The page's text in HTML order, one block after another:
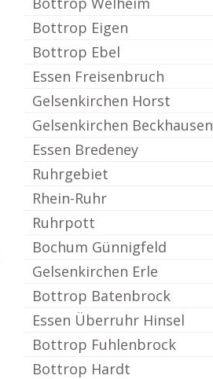
Bottrop Eigen
Bottrop Ebel
Essen Freisenbruch
Gelsenkirchen Horst
Gelsenkirchen Beckhausen
Essen Bredeney
Ruhrgebiet
Rhein-Ruhr
Ruhrpott
Bochum Günnigfeld
Gelsenkirchen Erle
Bottrop Batenbrock
Essen Überruhr Hinsel
Bottrop Fuhlenbrock
Bottrop Hardt